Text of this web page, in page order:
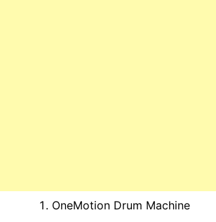
OneMotion Drum Machine